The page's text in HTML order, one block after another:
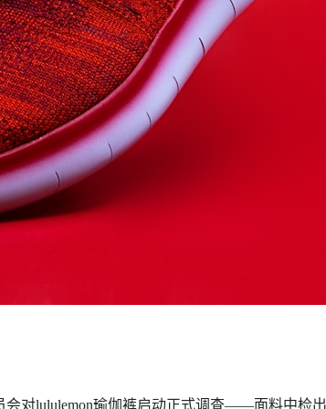
对lululemon瑜伽裤启动正式调查——面料中检出